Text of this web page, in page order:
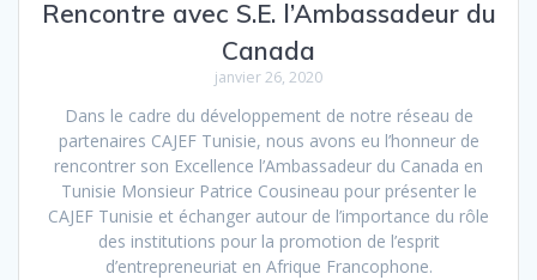
Rencontre avec S.E. l’Ambassadeur du
Canada
janvier 26, 2020
Dans le cadre du développement de notre réseau de
partenaires CAJEF Tunisie, nous avons eu l’honneur de
rencontrer son Excellence l’Ambassadeur du Canada en
Tunisie Monsieur Patrice Cousineau pour présenter le
CAJEF Tunisie et échanger autour de l’importance du rôle
des institutions pour la promotion de l’esprit
d’entrepreneuriat en Afrique Francophone.